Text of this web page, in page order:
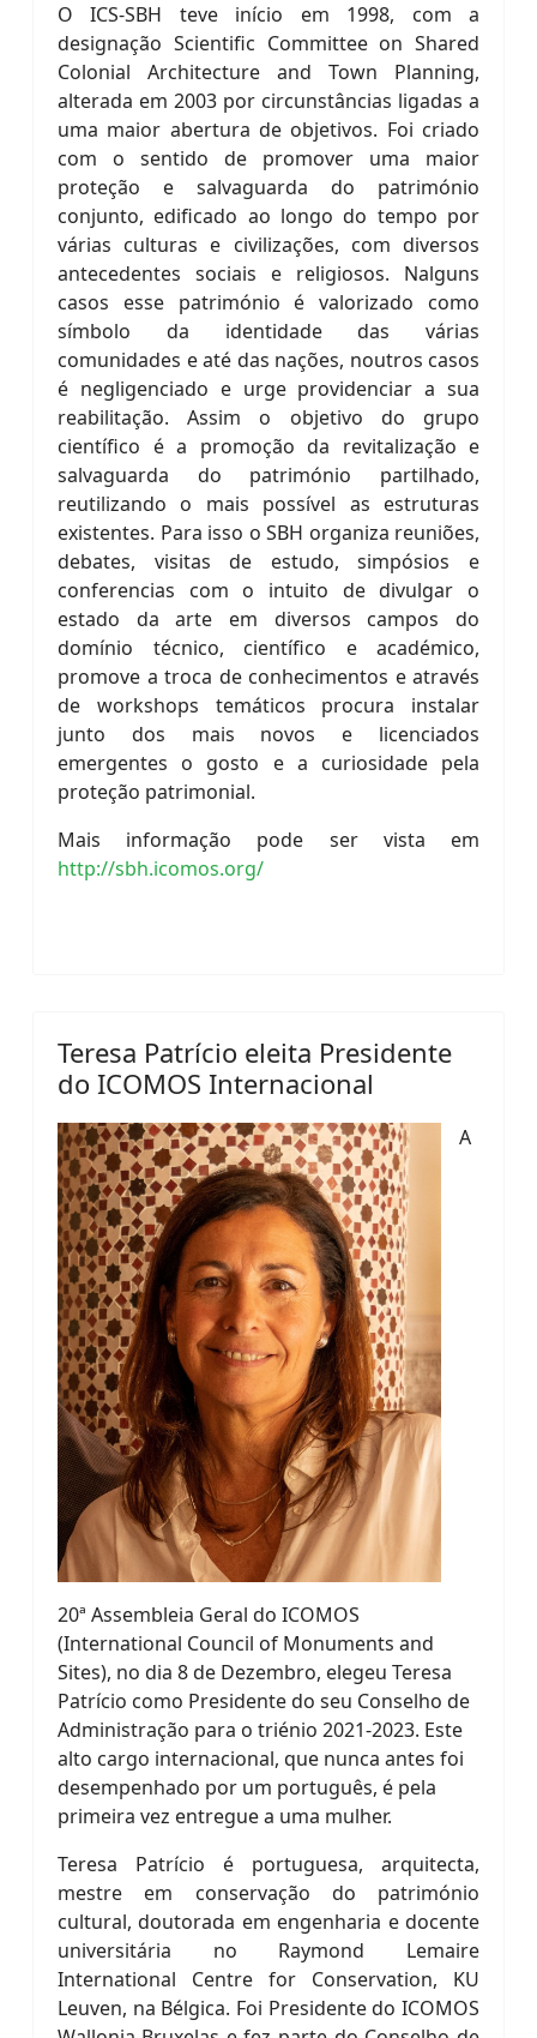
O ICS-SBH teve início em 1998, com a
designação Scientific Committee on Shared
Colonial Architecture and Town Planning,
alterada em 2003 por circunstâncias ligadas a
uma maior abertura de objetivos. Foi criado
com o sentido de promover uma maior
proteção e salvaguarda do património
conjunto, edificado ao longo do tempo por
várias culturas e civilizações, com diversos
antecedentes sociais e religiosos. Nalguns
casos esse património é valorizado como
símbolo da identidade das várias
comunidades e até das nações, noutros casos
é negligenciado e urge providenciar a sua
reabilitação. Assim o objetivo do grupo
científico é a promoção da revitalização e
salvaguarda do património partilhado,
reutilizando o mais possível as estruturas
existentes. Para isso o SBH organiza reuniões,
debates, visitas de estudo, simpósios e
conferencias com o intuito de divulgar o
estado da arte em diversos campos do
domínio técnico, científico e académico,
promove a troca de conhecimentos e através
de workshops temáticos procura instalar
junto dos mais novos e licenciados
emergentes o gosto e a curiosidade pela
proteção patrimonial.
Mais informação pode ser vista em
http://sbh.icomos.org/
Teresa Patrício eleita Presidente
do ICOMOS Internacional
A
20ª Assembleia Geral do ICOMOS
(International Council of Monuments and
Sites), no dia 8 de Dezembro, elegeu Teresa
Patrício como Presidente do seu Conselho de
Administração para o triénio 2021-2023. Este
alto cargo internacional, que nunca antes foi
desempenhado por um português, é pela
primeira vez entregue a uma mulher.
Teresa Patrício é portuguesa, arquitecta,
mestre em conservação do património
cultural, doutorada em engenharia e docente
universitária no Raymond Lemaire
International Centre for Conservation, KU
Leuven, na Bélgica. Foi Presidente do ICOMOS